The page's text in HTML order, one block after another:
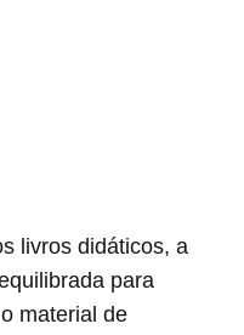
livros didáticos, a
para
material de